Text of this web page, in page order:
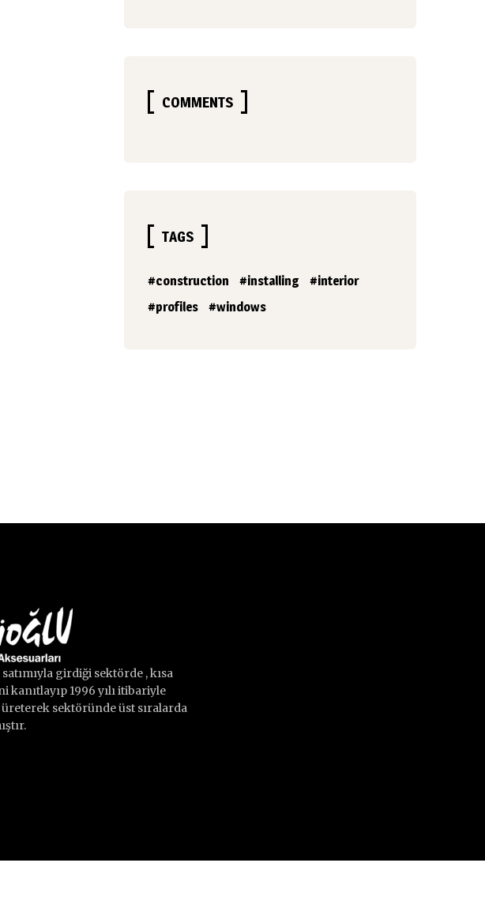
COMMENTS
TAGS
construction installing
interior
profiles
windows
girdiği sektörde , kısa
1996 yılı itibariyle
sektöründe üst sıralarda